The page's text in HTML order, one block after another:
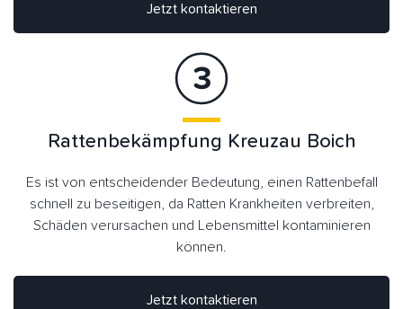
Jetzt kontaktieren
Rattenbekämpfung Kreuzau Boich
Es ist von entscheidender Bedeutung, einen Rattenbefall
schnell zu beseitigen, da Ratten Krankheiten verbreiten,
Schäden verursachen und Lebensmittel kontaminieren
können.
Jetzt kontaktieren